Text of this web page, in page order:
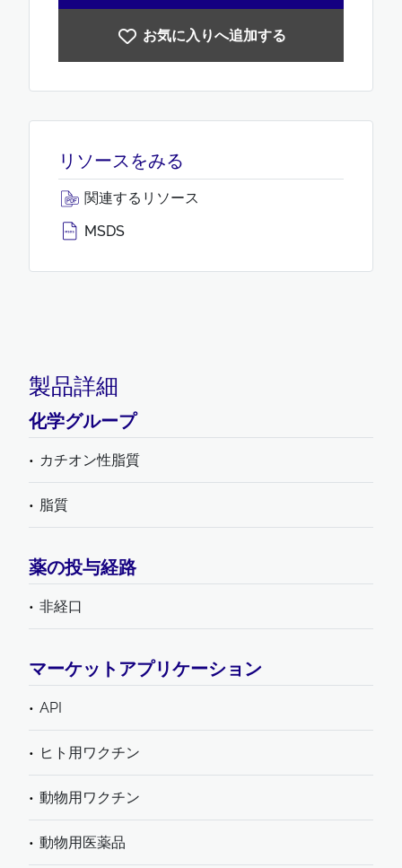
お気に入りへ追加する
リソースをみる
関連するリソース
MSDS
製品詳細
化学グループ
カチオン性脂質
脂質
薬の投与経路
非経口
マーケットアプリケーション
API
ヒト用ワクチン
動物用ワクチン
動物用医薬品